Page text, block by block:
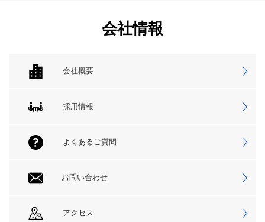
会社情報
会社概要
採用情報
よくあるご質問
お問い合わせ
アクセス